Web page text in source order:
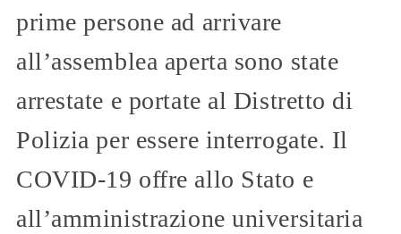
prime persone ad arrivare
all’assemblea aperta sono state
arrestate e portate al Distretto di
Polizia per essere interrogate. Il
COVID-19 offre allo Stato e
all’amministrazione universitaria